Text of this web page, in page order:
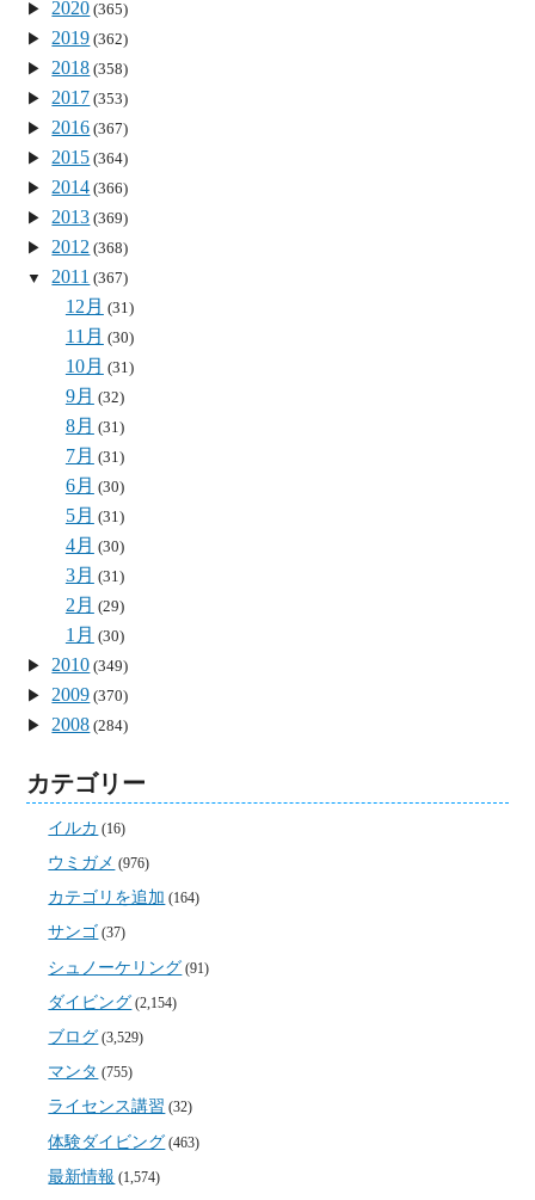
2020 (365)
2019 (362)
2018 (358)
2017 (353)
2016 (367)
2015 (364)
2014 (366)
2013 (369)
2012 (368)
2011 (367)
12月 (31)
11月 (30)
10月 (31)
9月 (32)
8月 (31)
7月 (31)
6月 (30)
5月 (31)
4月 (30)
3月 (31)
2月 (29)
1月 (30)
2010 (349)
2009 (370)
2008 (284)
カテゴリー
イルカ (16)
ウミガメ (976)
カテゴリを追加 (164)
サンゴ (37)
シュノーケリング (91)
ダイビング (2,154)
ブログ (3,529)
マンタ (755)
ライセンス講習 (32)
体験ダイビング (463)
最新情報 (1,574)